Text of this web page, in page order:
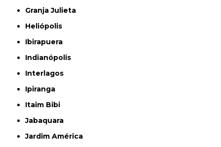
Granja Julieta
Heliópolis
Ibirapuera
Indianópolis
Interlagos
Ipiranga
Itaim Bibi
Jabaquara
Jardim América